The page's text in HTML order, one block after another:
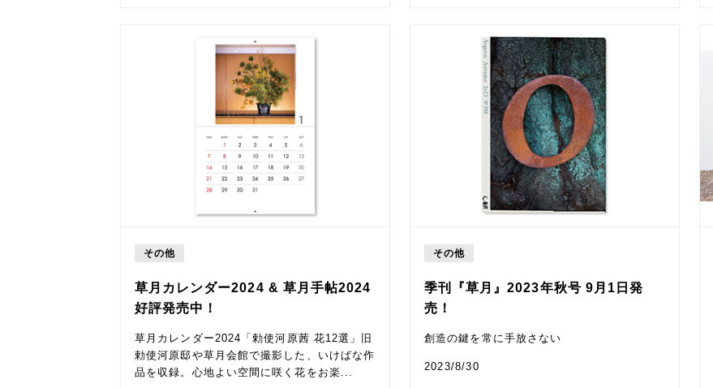
その他
草月カレンダー2024 & 草月手帖2024
好評発売中！
草月カレンダー2024「勅使河原茜 花12選」旧
勅使河原邸や草月会館で撮影した、いけばな作
品を収録。心地よい空間に咲く花をお楽...
その他
季刊『草月』2023年秋号 9月1日発
売！
創造の鍵を常に手放さない
2023/8/30